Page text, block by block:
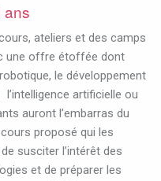
ans
ateliers et des camps
une offre étoffée dont
le développement
l’intelligence artificielle ou
auront l’embarras du
proposé qui les
susciter l’intérêt des
et de préparer les